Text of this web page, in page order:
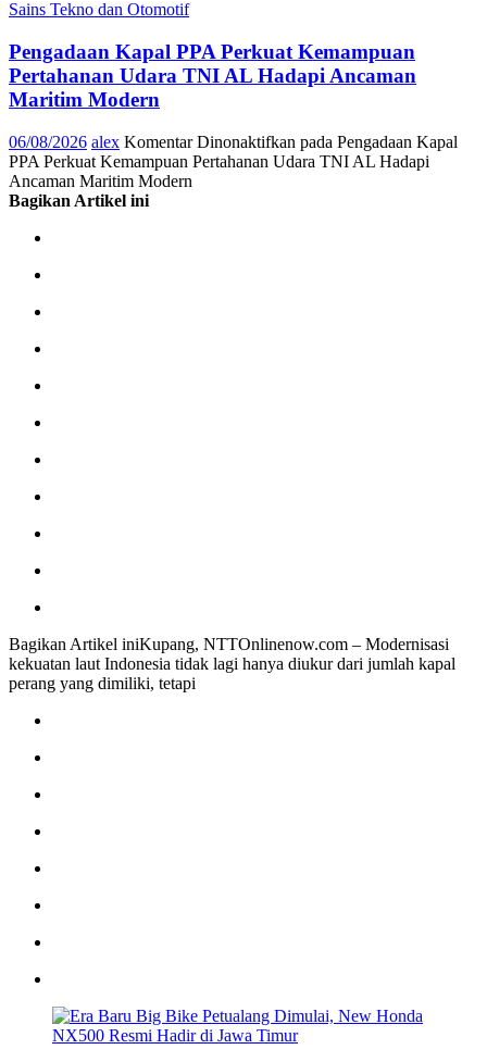
Sains Tekno dan Otomotif
Pengadaan Kapal PPA Perkuat Kemampuan
Pertahanan Udara TNI AL Hadapi Ancaman
Maritim Modern
06/08/2026 alex Komentar Dinonaktifkan pada Pengadaan Kapal
PPA Perkuat Kemampuan Pertahanan Udara TNI AL Hadapi
Ancaman Maritim Modern
Bagikan Artikel ini
Bagikan Artikel iniKupang, NTTOnlinenow.com – Modernisasi
kekuatan laut Indonesia tidak lagi hanya diukur dari jumlah kapal
perang yang dimiliki, tetapi